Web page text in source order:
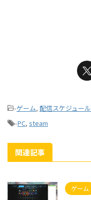
-ゲーム, 配信スケジュール
-PC, steam
関連記事
ゲーム